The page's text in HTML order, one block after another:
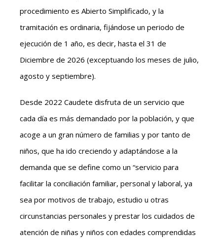
procedimiento es Abierto Simplificado, y la
tramitación es ordinaria, fijándose un periodo de
ejecución de 1 año, es decir, hasta el 31 de
Diciembre de 2026 (exceptuando los meses de julio,
agosto y septiembre).
Desde 2022 Caudete disfruta de un servicio que
cada día es más demandado por la población, y que
acoge a un gran número de familias y por tanto de
niños, que ha ido creciendo y adaptándose a la
demanda que se define como un “servicio para
facilitar la conciliación familiar, personal y laboral, ya
sea por motivos de trabajo, estudio u otras
circunstancias personales y prestar los cuidados de
atención de niñas y niños con edades comprendidas